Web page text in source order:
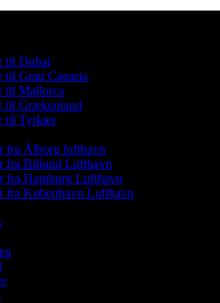
til Dubai
til Gran Canaria
til Mallorca
til Grækenland
til Tyrkiet
fra Ålborg lufthavn
fra Billund Lufthavn
fra Hamburg Lufthavn
fra København Lufthavn